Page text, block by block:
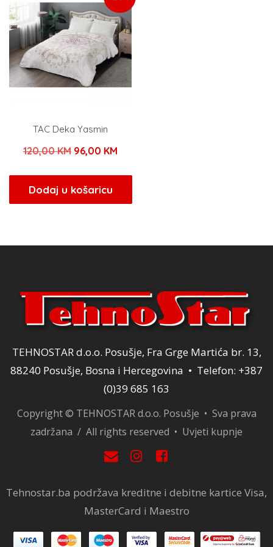
TAC Deka Yasmin
120,00KM Izvorna
bila
je:
96,00 KMTrenutna
96,00 KM.
Dodaj u košaricu
TEHNOSTAR d.o.o. Posušje, Fra Grge Martića br. 13,
88240 Posušje, Bosna i Hercegovina • Telefon: +387
(0)39 685 163
Copyright © TEHNOSTAR d.o.o. Posušje • Sva prava
zadržana / All rights reserved • Uvjeti kupnje
Tehnostar.ba podržava kreditne i debitne kartice Visa,
MasterCard i Maestro